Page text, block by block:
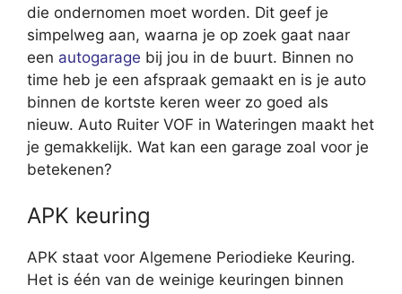
die ondernomen moet worden. Dit geef je
simpelweg aan, waarna je op zoek gaat naar
een autogarage bij jou in de buurt. Binnen no
time heb je een afspraak gemaakt en is je auto
binnen de kortste keren weer zo goed als
nieuw. Auto Ruiter VOF in Wateringen maakt het
je gemakkelijk. Wat kan een garage zoal voor je
betekenen?
APK keuring
APK staat voor Algemene Periodieke Keuring.
Het is één van de weinige keuringen binnen